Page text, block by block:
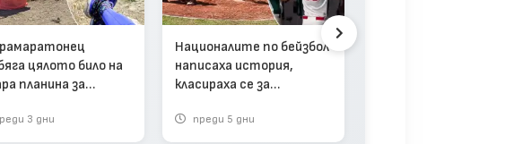
цялото било на
планина за
3 дни
Националите по бейзбол
написаха история,
класираха се за
първенство (видео)
преди 5 дни